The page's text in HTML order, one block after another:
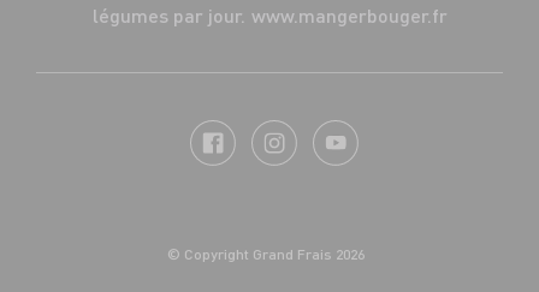
légumes par jour. www.mangerbouger.fr
© Copyright Grand Frais 2026